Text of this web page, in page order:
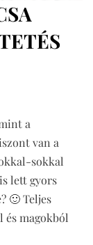
a
van a
sokkal
lett gyors
🙂 Teljes
magokból